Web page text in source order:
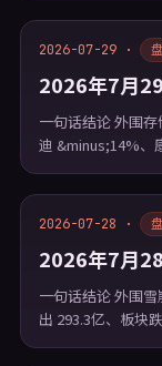
2026-07-29 ·
2026年7月
一句话结论 外围
迪 &minus;14%、
2026-07-28 ·
2026年7月
一句话结论 外围
出 293.3亿、板块